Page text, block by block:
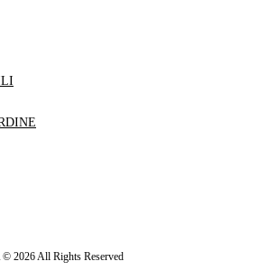
2026 All Rights Reserved